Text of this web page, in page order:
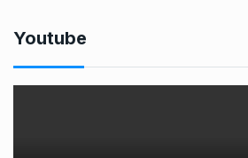
Youtube